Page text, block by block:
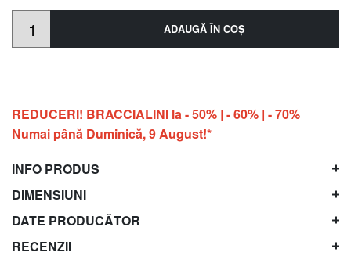
ADAUGĂ ÎN COŞ
REDUCERI! BRACCIALINI la - 50% | - 60% | - 70%
Numai până Duminică, 9 August!*
INFO PRODUS
DIMENSIUNI
DATE PRODUCĂTOR
RECENZII